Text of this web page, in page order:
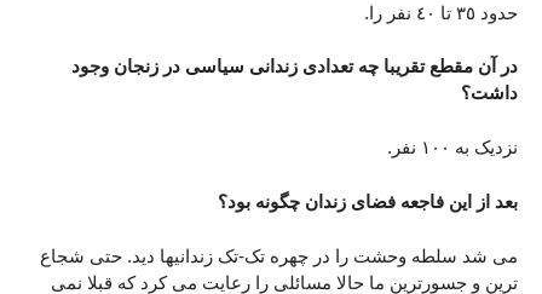
حدود ٣٥ تا ٤٠ نفر را.
در آن مقطع تقریبا چه تعدادی زندانی سیاسی در زنجان وجود
داشت؟
نزدیک به ١٠٠ نفر.
بعد از این فاجعه فضای زندان چگونه بود؟
می شد سلطه وحشت را در چهره تک-تک زندانیها دید. حتی شجاع
ترین و جسورترین ما حالا مسائلی را رعایت می کرد که قبلا نمی